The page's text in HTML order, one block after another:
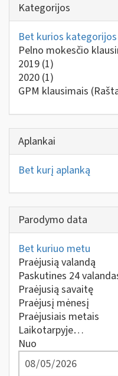
Kategorijos
Bet kurios kategorijos
Pelno mokesčio
2019 (1)
2020 (1)
GPM klausimais
Aplankai
Bet kurį aplanką
Parodymo data
Bet kuriuo metu
Praėjusią valandą
Paskutines 24
Praėjusią savaitę
Praėjusį mėnesį
Praėjusiais metais
Laikotarpyje…
Nuo